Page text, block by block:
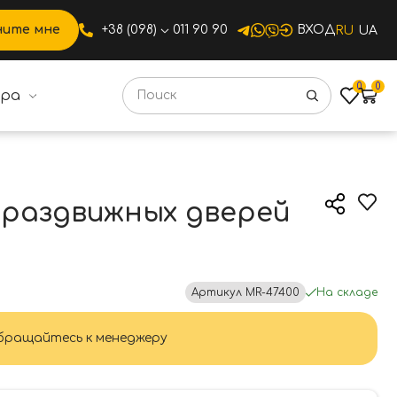
мне +38 (098) 011 90 90 ВХОД RU UA
0 0
дверей
Артикул MR-47400 На складе
к менеджеру